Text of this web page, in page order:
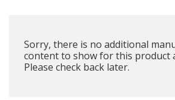
Sorry, there is no additional
content to show for this product
Please check back later.